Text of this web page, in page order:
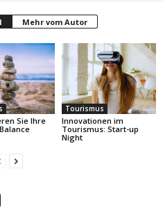
Mehr vom Autor
Sie Ihre
Tourismus
Innovationen im
Tourismus: Start-up
Night